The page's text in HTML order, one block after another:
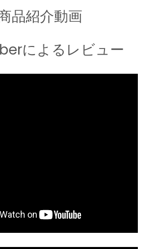
品紹介動画
によるレビュー